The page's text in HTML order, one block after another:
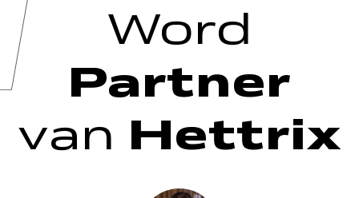
Word
Partner
van Hettrix